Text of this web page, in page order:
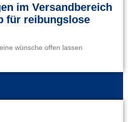
im Versandbereich
für reibungslose
wünsche offen lassen